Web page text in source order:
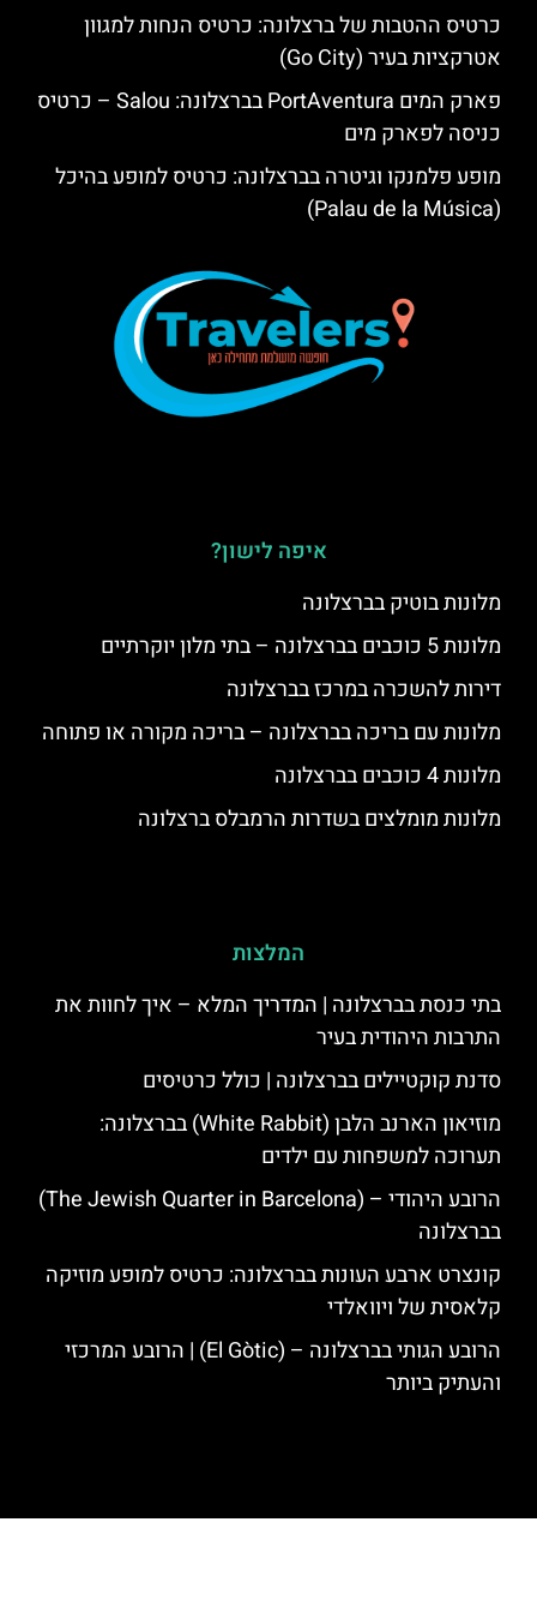
כרטיס ההטבות של ברצלונה: כרטיס הנחות למגוון
אטרקציות בעיר (Go City)
פארק המים PortAventura בברצלונה: Salou – כרטיס
כניסה לפארק מים
מופע פלמנקו וגיטרה בברצלונה: כרטיס למופע בהיכל
(Palau de la Música)
איפה לישון?
מלונות בוטיק בברצלונה
מלונות 5 כוכבים בברצלונה – בתי מלון יוקרתיים
דירות להשכרה במרכז בברצלונה
מלונות עם בריכה בברצלונה – בריכה מקורה או פתוחה
מלונות 4 כוכבים בברצלונה
מלונות מומלצים בשדרות הרמבלס ברצלונה
המלצות
בתי כנסת בברצלונה | המדריך המלא – איך לחוות את
התרבות היהודית בעיר
סדנת קוקטיילים בברצלונה | כולל כרטיסים
מוזיאון הארנב הלבן (White Rabbit) בברצלונה:
תערוכה למשפחות עם ילדים
הרובע היהודי – (The Jewish Quarter in Barcelona)
בברצלונה
קונצרט ארבע העונות בברצלונה: כרטיס למופע מוזיקה
קלאסית של ויוואלדי
הרובע הגותי בברצלונה – (El Gòtic) | הרובע המרכזי
והעתיק ביותר